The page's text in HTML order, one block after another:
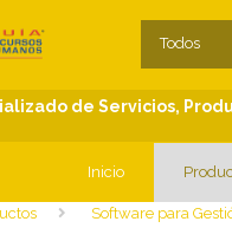
Todos
de Servicios,
Inicio
Software para